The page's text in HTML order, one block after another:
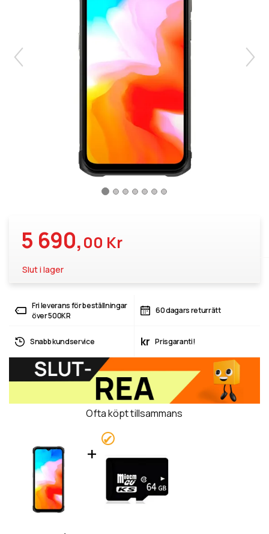
5 690,00 Kr
Slut i lager
Fri leverans för beställningar
över 500KR
60 dagars returrätt
Snabb kundservice kr Prisgaranti!
Ofta köpt tillsammans